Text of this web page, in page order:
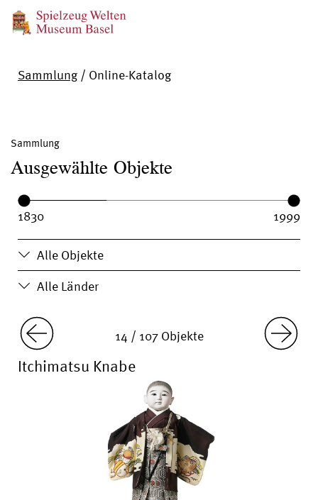
Sammlung / Online-Katalog
Sammlung
Ausgewählte Objekte
Alle Objekte
Alle Länder
Year range:
Year from:
Year until:
14 / 107 Objekte
Itchimatsu Knabe